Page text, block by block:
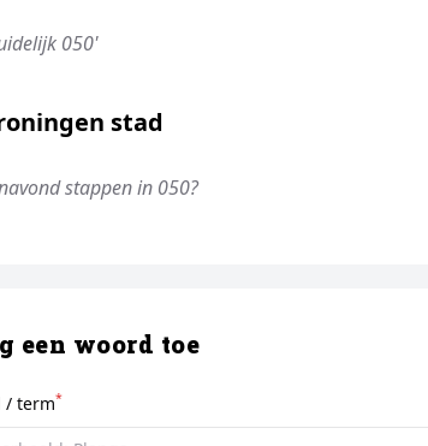
050'
stad
stappen in 050?
een woord toe
/ term*